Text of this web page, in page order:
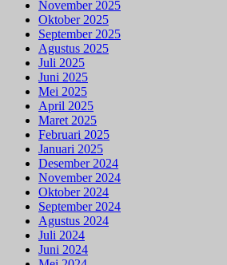
November 2025
Oktober 2025
September 2025
Agustus 2025
Juli 2025
Juni 2025
Mei 2025
April 2025
Maret 2025
Februari 2025
Januari 2025
Desember 2024
November 2024
Oktober 2024
September 2024
Agustus 2024
Juli 2024
Juni 2024